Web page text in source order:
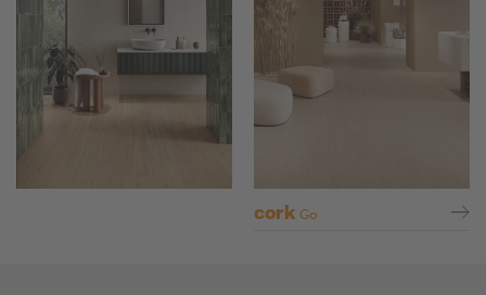
cork Go